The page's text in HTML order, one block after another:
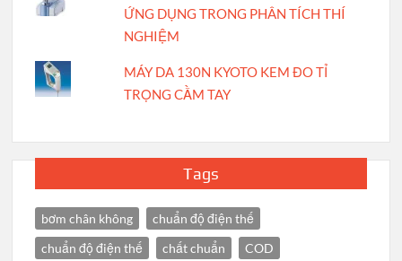
ỨNG DỤNG TRONG PHÂN TÍCH THÍ
NGHIỆM
MÁY DA 130N KYOTO KEM ĐO TỈ
TRỌNG CẦM TAY
Tags
bơm chân không
chuẩn độ điện thế
chuẩn độ điện thế
chất chuẩn
COD